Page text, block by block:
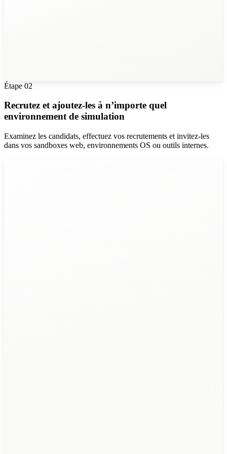
Étape 02
Recrutez et ajoutez-les à n’importe quel
environnement de simulation
Examinez les candidats, effectuez vos recrutements et invitez-les
dans vos sandboxes web, environnements OS ou outils internes.